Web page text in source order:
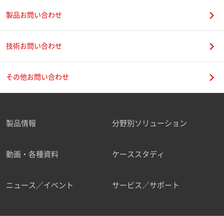
ご勤務先
職種
製品お問い合わせ
技術お問い合わせ
その他お問い合わせ
製品情報 分野別ソリューション
動画・各種資料 ケーススタディ
ニュース／イベント サービス／サポート